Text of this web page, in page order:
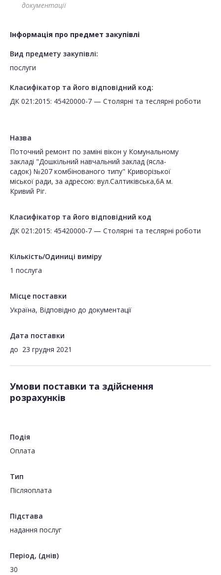
документації
Інформація про предмет закупівлі
Вид предмету закупівлі:
послуги
Класифікатор та його відповідний код:
ДК 021:2015: 45420000-7 — Столярні та теслярні роботи
Назва
Поточний ремонт по заміні вікон у Комунальному
закладі "Дошкільний навчальний заклад (ясла-
садок) №207 комбінованого типу" Криворізької
міської ради, за адресою: вул.Салтиківська,6А м.
Кривий Ріг.
Класифікатор та його відповідний код
ДК 021:2015: 45420000-7 — Столярні та теслярні роботи
Кількість/Одиниці виміру
1 послуга
Місце поставки
Україна, Відповідно до документації
Дата поставки
до 23 грудня 2021
Умови поставки та здійснення
розрахунків
Подія
Оплата
Тип
Пiсляоплата
Підстава
надання послуг
Період, (днів)
30